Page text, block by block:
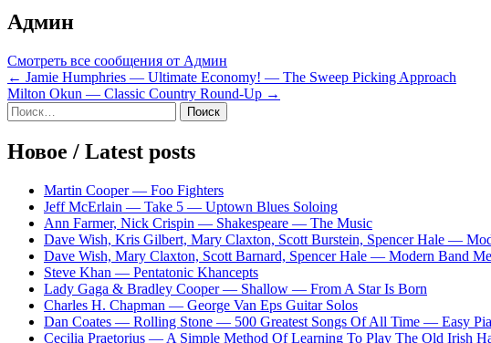
Админ
Смотреть все сообщения от Админ
Навигация
по
записям
← Jamie Humphries — Ultimate Economy! — The Sweep Picking Approach
Milton Okun — Classic Country Round-Up →
Sidebar
Найти:
Новое / Latest posts
Martin Cooper — Foo Fighters
Jeff McErlain — Take 5 — Uptown Blues Soloing
Ann Farmer, Nick Crispin — Shakespeare — The Music
Dave Wish, Kris Gilbert, Mary Claxton, Scott Burstein, Spencer Hale —
Dave Wish, Mary Claxton, Scott Barnard, Spencer Hale — Modern Band
Steve Khan — Pentatonic Khancepts
Lady Gaga & Bradley Cooper — Shallow — From A Star Is Born
Charles H. Chapman — George Van Eps Guitar Solos
Dan Coates — Rolling Stone — 500 Greatest Songs Of All Time — Easy
Cecilia Praetorius — A Simple Method Of Learning To Play The Old Irish